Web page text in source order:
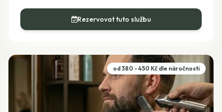
Rezervovat tuto službu
od 380 - 450 Kč dle náročnosti